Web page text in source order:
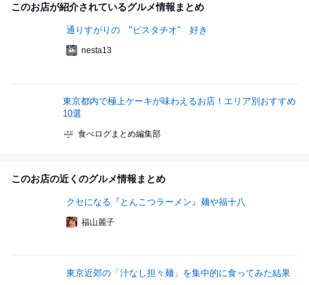
このお店が紹介されているグルメ情報まとめ
通りすがりの "ピスタチオ" 好き
nesta13
東京都内で極上ケーキが味わえるお店！エリア別おすすめ
10選
食べログまとめ編集部
このお店の近くのグルメ情報まとめ
クセになる『とんこつラーメン』麺や福十八
福山麗子
東京近郊の「汁なし担々麺」を集中的に食ってみた結果